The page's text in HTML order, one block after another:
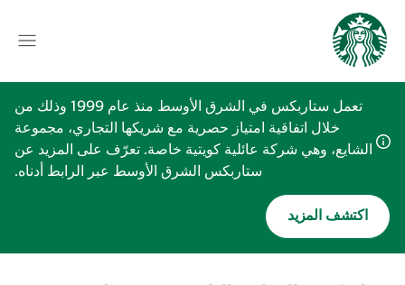
تعمل ستاربكس في الشرق الأوسط منذ عام 1999 وذلك من
خلال اتفاقية امتياز حصرية مع شريكها التجاري، مجموعة
الشايع، وهي شركة عائلية كويتية خاصة. تعرّف على المزيد عن
ستاربكس الشرق الأوسط عبر الرابط أدناه.
اكتشف المزيد